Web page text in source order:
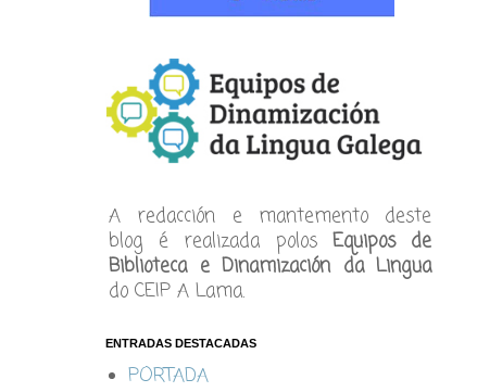
A redacción e mantemento deste
blog é realizada polos Equipos de
Biblioteca e Dinamización da Lingua
do CEIP A Lama.
ENTRADAS DESTACADAS
PORTADA